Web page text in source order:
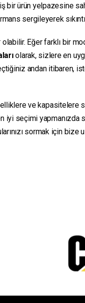
bir ürün yelpazesine
sergileyerek
Eğer farklı bir
olarak, sizlere en
andan itibaren,
ve kapasitelere
iyi seçimi
sormak için bize